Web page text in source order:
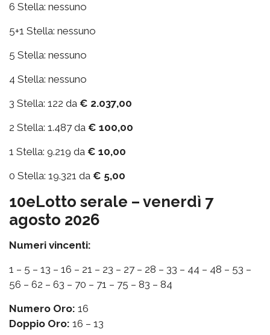
6 Stella: nessuno
5+1 Stella: nessuno
5 Stella: nessuno
4 Stella: nessuno
3 Stella: 122 da € 2.037,00
2 Stella: 1.487 da € 100,00
1 Stella: 9.219 da € 10,00
0 Stella: 19.321 da € 5,00
10eLotto serale – venerdì 7
agosto 2026
Numeri vincenti:
1 – 5 – 13 – 16 – 21 – 23 – 27 – 28 – 33 – 44 – 48 – 53 –
56 – 62 – 63 – 70 – 71 – 75 – 83 – 84
Numero Oro: 16
Doppio Oro: 16 – 13